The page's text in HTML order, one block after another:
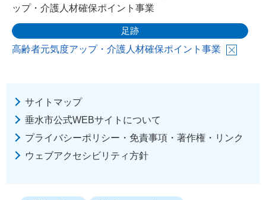
ップ・介護人材確保ポイント事業
足跡
高齢者元気度アップ・介護人材確保ポイント事業
サイトマップ
垂水市公式WEBサイトについて
プライバシーポリシー・免責事項・著作権・リンク
ウェブアクセシビリティ方針